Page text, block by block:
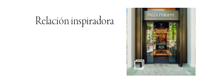
Relación inspiradora